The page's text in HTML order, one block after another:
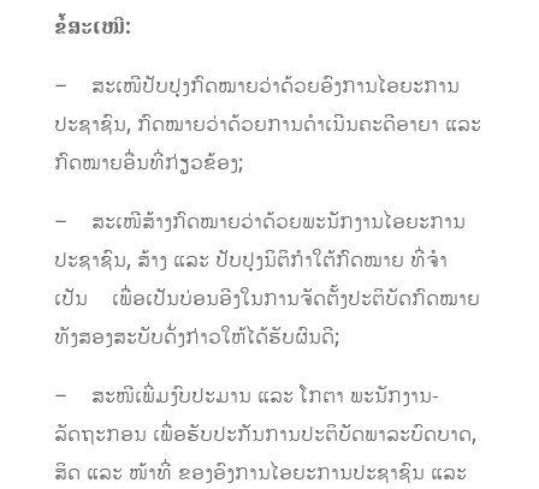
ຂໍ້ສະເໜີ:
– ສະເໜີປັບປຸງກົດໝາຍວ່າດ້ວຍອົງການໄອຍະການ
ປະຊາຊົນ, ກົດໝາຍວ່າດ້ວຍການດໍາເນີນຄະດີອາຍາ ແລະ
ກົດໝາຍອື່ນທີ່ກ່ຽວຂ້ອງ;
– ສະເໜີສ້າງກົດໝາຍວ່າດ້ວຍພະນັກງານໄອຍະການ
ປະຊາຊົນ, ສ້າງ ແລະ ປັບປຸງນິຕິກຳໃຕ້ກົດໝາຍ ທີ່ຈໍາ
ເປັນ ເພື່ອເປັນບ່ອນອີງໃນການຈັດຕັ້ງປະຕິບັດກົດໝາຍ
ທັງສອງສະບັບດັ່ງກ່າວໃຫ້ໄດ້ຮັບຜົນດີ;
– ສະໜີເພີ່ມງົບປະມານ ແລະ ໂກຕາ ພະນັກງານ-
ລັດຖະກອນ ເພື່ອຮັບປະກັນການປະຕິບັດພາລະບົດບາດ,
ສິດ ແລະ ໜ້າທີ່ ຂອງອົງການໄອຍະການປະຊາຊົນ ແລະ